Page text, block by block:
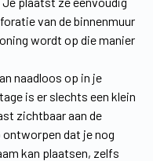
van de binnenmuur
wordt op die manier
naadloos op in je
is er slechts een klein
zichtbaar aan de
dat je nog
kan plaatsen, zelfs